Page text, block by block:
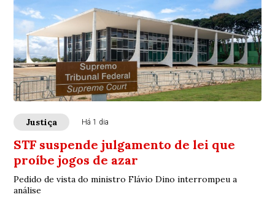
Justiça Há 1 dia
STF suspende julgamento de lei que
proíbe jogos de azar
Pedido de vista do ministro Flávio Dino interrompeu a
análise